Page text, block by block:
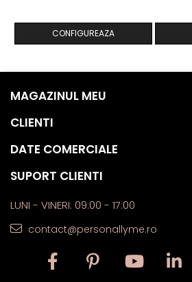
CONFIGUREAZA
MAGAZINUL MEU
CLIENTI
DATE COMERCIALE
SUPORT CLIENTI
LUNI - VINERI: 09:00 - 17:00
contact@personallyme.ro